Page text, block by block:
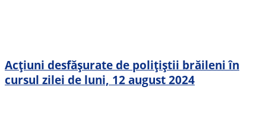
Acțiuni desfășurate de polițiștii brăileni în
cursul zilei de luni, 12 august 2024